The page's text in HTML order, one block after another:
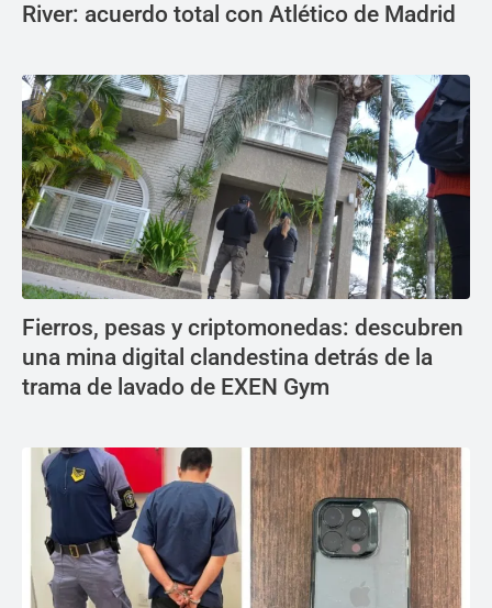
River: acuerdo total con Atlético de Madrid
Fierros, pesas y criptomonedas: descubren
una mina digital clandestina detrás de la
trama de lavado de EXEN Gym